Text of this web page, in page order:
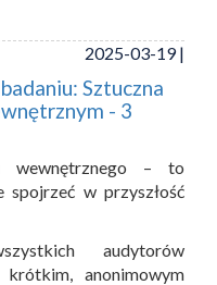
2025-03-19 |
Sztuczna
- 3
wewnętrznego – to
spojrzeć w przyszłość
audytorów
anonimowym